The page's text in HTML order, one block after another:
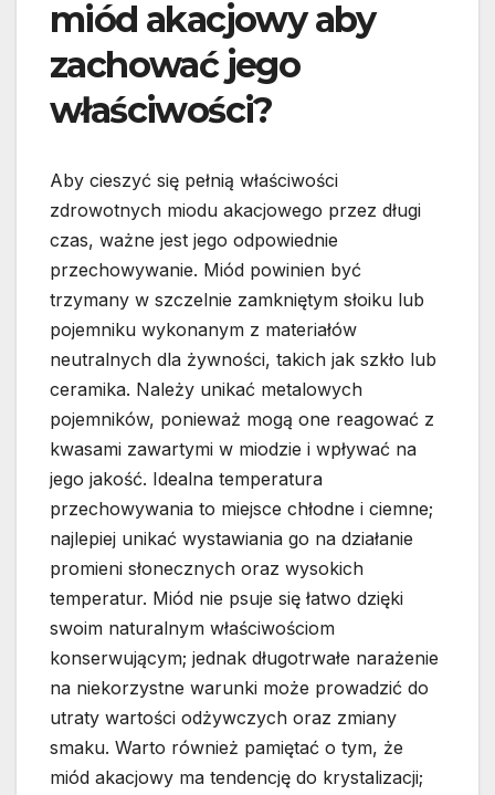
miód akacjowy aby
zachować jego
właściwości?
Aby cieszyć się pełnią właściwości
zdrowotnych miodu akacjowego przez długi
czas, ważne jest jego odpowiednie
przechowywanie. Miód powinien być
trzymany w szczelnie zamkniętym słoiku lub
pojemniku wykonanym z materiałów
neutralnych dla żywności, takich jak szkło lub
ceramika. Należy unikać metalowych
pojemników, ponieważ mogą one reagować z
kwasami zawartymi w miodzie i wpływać na
jego jakość. Idealna temperatura
przechowywania to miejsce chłodne i ciemne;
najlepiej unikać wystawiania go na działanie
promieni słonecznych oraz wysokich
temperatur. Miód nie psuje się łatwo dzięki
swoim naturalnym właściwościom
konserwującym; jednak długotrwałe narażenie
na niekorzystne warunki może prowadzić do
utraty wartości odżywczych oraz zmiany
smaku. Warto również pamiętać o tym, że
miód akacjowy ma tendencję do krystalizacji;